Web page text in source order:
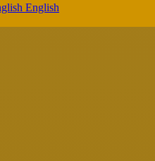
English